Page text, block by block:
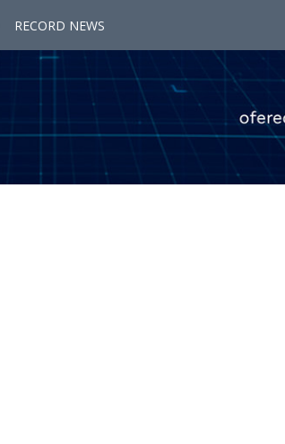
RECORD NEWS